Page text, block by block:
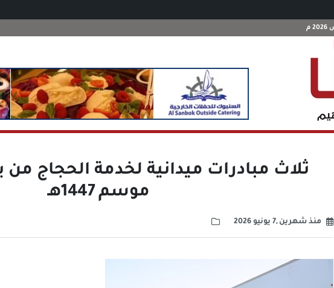
ثلاث مبادرات ميدانية لخدمة الحجاج من
موسم 1447هـ
منذ شهرين ,7 يونيو 2026